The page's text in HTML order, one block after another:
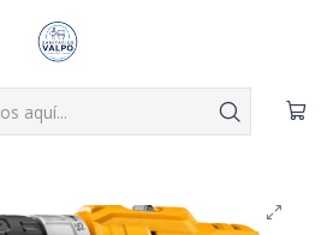
Viña, Quilpué y Villa Alemana desde
Leer más
INGCO 12V + 2 BATERIAS